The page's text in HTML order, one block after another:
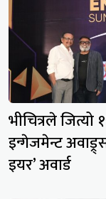
भीचित्रले
इन्गेजमेन्ट
इयर’ अवार्ड